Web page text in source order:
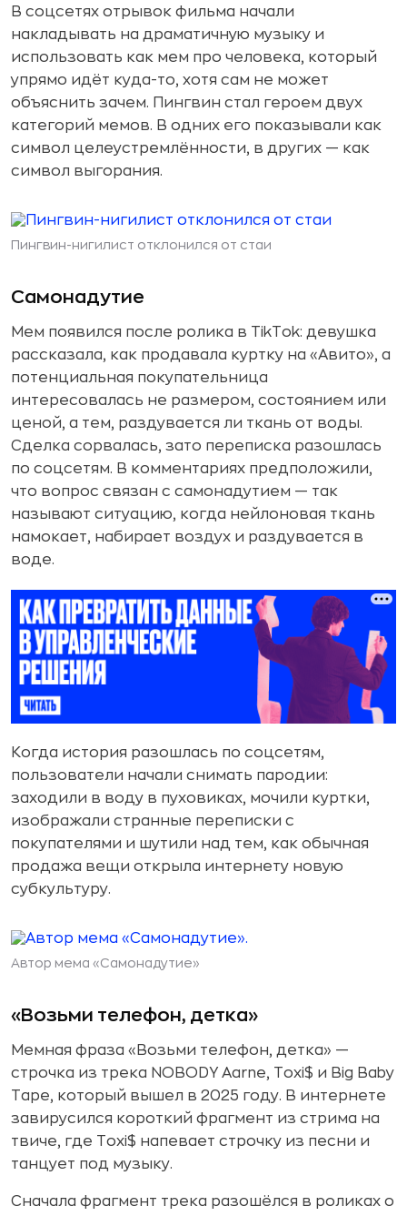
В соцсетях отрывок фильма начали
накладывать на драматичную музыку и
использовать как мем про человека, который
упрямо идёт куда-то, хотя сам не может
объяснить зачем. Пингвин стал героем двух
категорий мемов. В одних его показывали как
символ целеустремлённости, в других — как
символ выгорания.
Пингвин-нигилист отклонился от стаи
Самонадутие
Мем появился после ролика в TikTok: девушка
рассказала, как продавала куртку на «Авито», а
потенциальная покупательница
интересовалась не размером, состоянием или
ценой, а тем, раздувается ли ткань от воды.
Сделка сорвалась, зато переписка разошлась
по соцсетям. В комментариях предположили,
что вопрос связан с самонадутием — так
называют ситуацию, когда нейлоновая ткань
намокает, набирает воздух и раздувается в
воде.
Когда история разошлась по соцсетям,
пользователи начали снимать пародии:
заходили в воду в пуховиках, мочили куртки,
изображали странные переписки с
покупателями и шутили над тем, как обычная
продажа вещи открыла интернету новую
субкультуру.
Автор мема «Самонадутие»
«Возьми телефон, детка»
Мемная фраза «Возьми телефон, детка» —
строчка из трека NOBODY Aarne, Toxi$ и Big Baby
Tape, который вышел в 2025 году. В интернете
завирусился короткий фрагмент из стрима на
твиче, где Toxi$ напевает строчку из песни и
танцует под музыку.
Сначала фрагмент трека разошёлся в роликах о